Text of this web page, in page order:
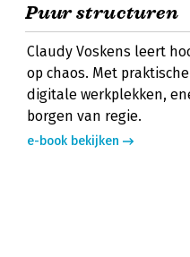
Puur structuren
Claudy Voskens leert
op chaos. Met
digitale werkplekken,
borgen van regie.
e-book bekijken